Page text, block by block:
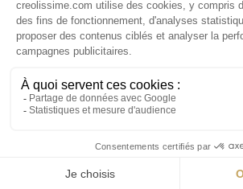
Pendentif Or 750 Carte Guadeloupe
225,00 €
Pendentifs
Bagues